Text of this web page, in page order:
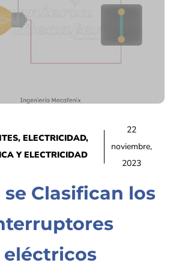
,ELECTRICIDAD,
Y ELECTRICIDAD
22
noviembre,
2023
se Clasifican los
eléctricos